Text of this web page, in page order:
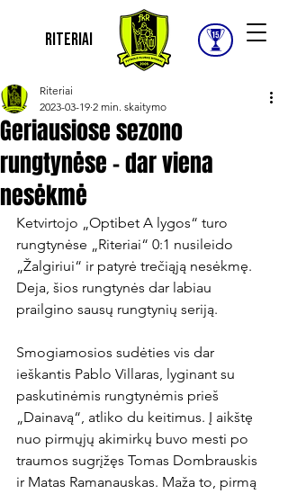
Riteriai
Geriausiose sezono
rungtynėse – dar viena
nesėkmė
Riteriai
2023-03-19 2 min. skaitymo
Ketvirtojo „Optibet A lygos“ turo
rungtynėse „Riteriai“ 0:1 nusileido
„Žalgiriui“ ir patyrė trečiąją nesėkmę.
Deja, šios rungtynės dar labiau
prailgino sausų rungtynių seriją.
Smogiamosios sudėties vis dar
ieškantis Pablo Villaras, lyginant su
paskutinėmis rungtynėmis prieš
„Dainavą“, atliko du keitimus. Į aikštę
nuo pirmųjų akimirkų buvo mesti po
traumos sugrįžęs Tomas Dombrauskis
ir Matas Ramanauskas. Maža to, pirmą